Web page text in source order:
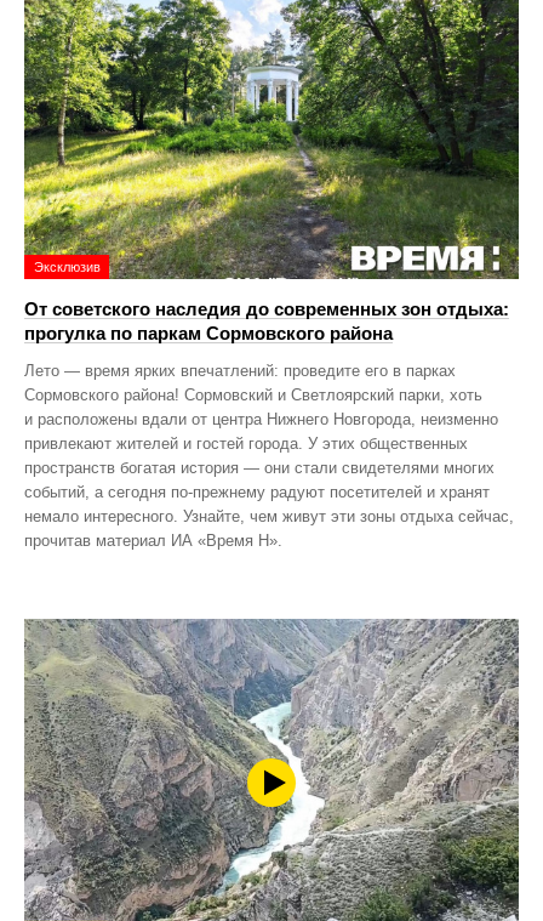
Эксклюзив
От советского наследия до современных зон отдыха:
прогулка по паркам Сормовского района
Лето — время ярких впечатлений: проведите его в парках
Сормовского района! Сормовский и Светлоярский парки, хоть
и расположены вдали от центра Нижнего Новгорода, неизменно
привлекают жителей и гостей города. У этих общественных
пространств богатая история — они стали свидетелями многих
событий, а сегодня по‑прежнему радуют посетителей и хранят
немало интересного. Узнайте, чем живут эти зоны отдыха сейчас,
прочитав материал ИА «Время Н».